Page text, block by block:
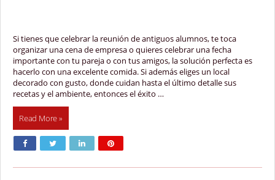
Si tienes que celebrar la reunión de antiguos alumnos, te toca
organizar una cena de empresa o quieres celebrar una fecha
importante con tu pareja o con tus amigos, la solución perfecta es
hacerlo con una excelente comida. Si además eliges un local
decorado con gusto, donde cuidan hasta el último detalle sus
recetas y el ambiente, entonces el éxito …
Read More »